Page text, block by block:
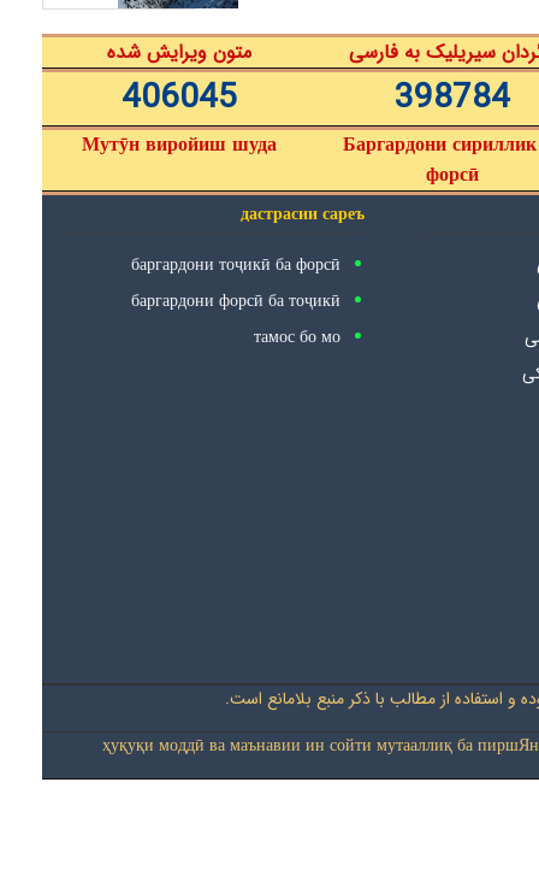
سیریلیک به فارسی متون ویرایش شده
398784
406045
Баргардони
форсӣ
Мутӯн виройиш шуда
дастрасии сареъ
баргардони тоҷикӣ ба форсӣ
баргардони форсӣ ба тоҷикӣ
тамос бо мо
استفاده از مطالب با ذکر منبع بلامانع است.
ҳуқуқи моддӣ ва маънавии ин сойти мутааллиқ ба